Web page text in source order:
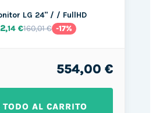
LG 24" / / FullHD
,14 €160,01 € -17%
554,00 €
AL CARRITO